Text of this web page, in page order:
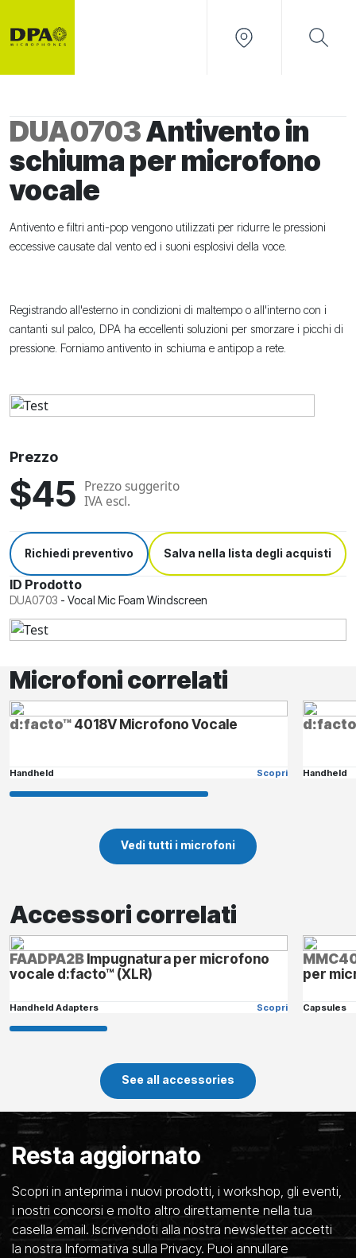
DUA0703Antivento in
schiuma per microfono
vocale
Antivento e filtri anti-pop vengono utilizzati per ridurre le pressioni
eccessive causate dal vento ed i suoni esplosivi della voce.
Registrando all'esterno in condizioni di maltempo o all'interno con i
cantanti sul palco, DPA ha eccellenti soluzioni per smorzare i picchi di
pressione. Forniamo antivento in schiuma e antipop a rete.
Prezzo
$45 Prezzo suggerito
IVA escl.
Richiedi preventivo Salva nella lista degli acquisti
ID Prodotto
DUA0703 - Vocal Mic Foam Windscreen
Microfoni correlati
d:facto™4018V Microfono Vocale
Handheld Scopri Handheld
Vedi tutti i microfoni
Accessori correlati
FAADPA2BImpugnatura per microfono
vocale d:facto™ (XLR)
Handheld Adapters Scopri
per
Capsules
See all accessories
Resta aggiornato
Scopri in anteprima i nuovi prodotti, i workshop, gli eventi,
i nostri concorsi e molto altro direttamente nella tua
casella email. Iscrivendoti alla nostra newsletter accetti
la nostra Informativa sulla Privacy. Puoi annullare